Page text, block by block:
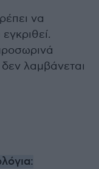
να
λαμβάνεται